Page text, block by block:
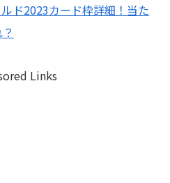
ド2023カード枠詳細！当た
Links